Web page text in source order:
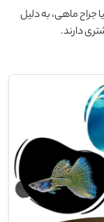
ماهی، به دلیل
دارند.